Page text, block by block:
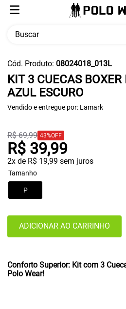
Buscar
Cód. Produto: 08024018_013L
KIT 3 CUECAS
AZUL ESCURO
Vendido e entregue por: Lamark
R$ 69,99 43%OFF
R$ 39,99
2x de R$ 19,99 sem juros
Tamanho
P
ADICIONAR AO CARRINHO
Conforto Superior: Kit com 3
Polo Wear!
TERMOS MAIS BUSCADOS
1º
moletom
2º
calça masculina
3º
cueca
5º jaqueta